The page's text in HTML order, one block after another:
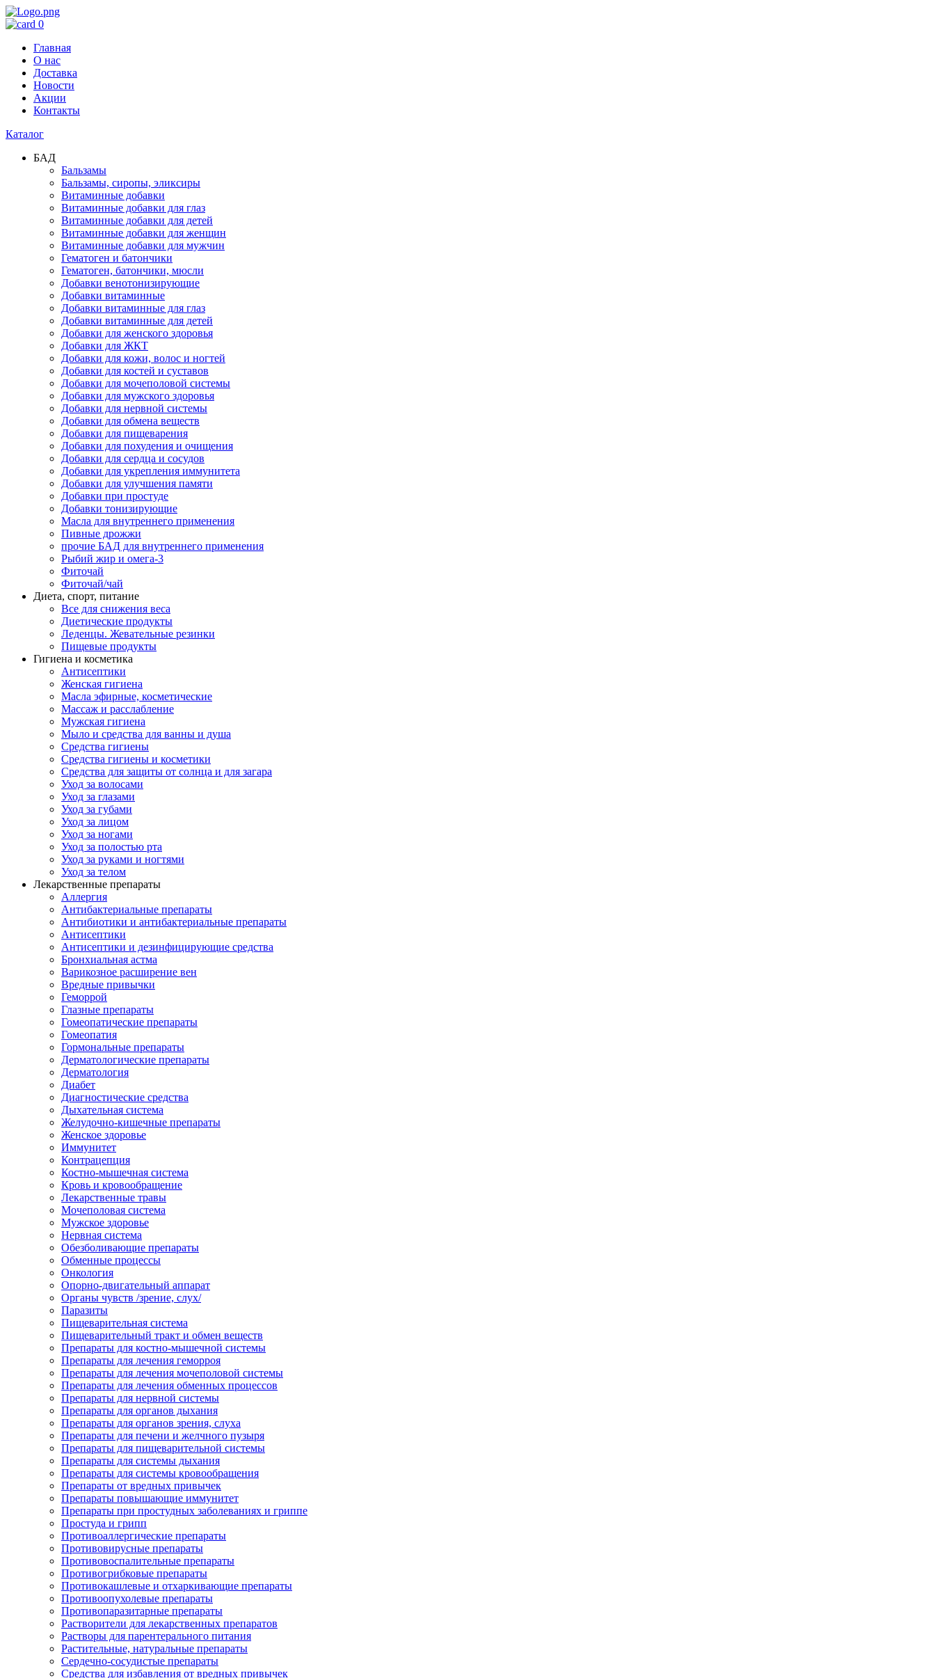
0
Главная
О нас
Доставка
Новости
Акции
Контакты
Каталог
БАД
Бальзамы
Бальзамы, сиропы, эликсиры
Витаминные добавки
Витаминные добавки для глаз
Витаминные добавки для детей
Витаминные добавки для женщин
Витаминные добавки для мужчин
Гематоген и батончики
Гематоген, батончики, мюсли
Добавки венотонизирующие
Добавки витаминные
Добавки витаминные для глаз
Добавки витаминные для детей
Добавки для женского здоровья
Добавки для ЖКТ
Добавки для кожи, волос и ногтей
Добавки для костей и суставов
Добавки для мочеполовой системы
Добавки для мужского здоровья
Добавки для нервной системы
Добавки для обмена веществ
Добавки для пищеварения
Добавки для похудения и очищения
Добавки для сердца и сосудов
Добавки для укрепления иммунитета
Добавки для улучшения памяти
Добавки при простуде
Добавки тонизирующие
Масла для внутреннего применения
Пивные дрожжи
прочие БАД для внутреннего применения
Рыбий жир и омега-3
Фиточай
Фиточай/чай
Диета, спорт, питание
Все для снижения веса
Диетические продукты
Леденцы. Жевательные резинки
Пищевые продукты
Гигиена и косметика
Антисептики
Женская гигиена
Масла эфирные, косметические
Массаж и расслабление
Мужская гигиена
Мыло и средства для ванны и душа
Средства гигиены
Средства гигиены и косметики
Средства для защиты от солнца и для загара
Уход за волосами
Уход за глазами
Уход за губами
Уход за лицом
Уход за ногами
Уход за полостью рта
Уход за руками и ногтями
Уход за телом
Лекарственные препараты
Аллергия
Антибактериальные препараты
Антибиотики и антибактериальные препараты
Антисептики
Антисептики и дезинфицирующие средства
Бронхиальная астма
Варикозное расширение вен
Вредные привычки
Геморрой
Глазные препараты
Гомеопатические препараты
Гомеопатия
Гормональные препараты
Дерматологические препараты
Дерматология
Диабет
Диагностические средства
Дыхательная система
Желудочно-кишечные препараты
Женское здоровье
Иммунитет
Контрацепция
Костно-мышечная система
Кровь и кровообращение
Лекарственные травы
Мочеполовая система
Мужское здоровье
Нервная система
Обезболивающие препараты
Обменные процессы
Онкология
Опорно-двигательный аппарат
Органы чувств /зрение, слух/
Паразиты
Пищеварительная система
Пищеварительный тракт и обмен веществ
Препараты для костно-мышечной системы
Препараты для лечения геморроя
Препараты для лечения мочеполовой системы
Препараты для лечения обменных процессов
Препараты для нервной системы
Препараты для органов дыхания
Препараты для органов зрения, слуха
Препараты для печени и желчного пузыря
Препараты для пищеварительной системы
Препараты для системы дыхания
Препараты для системы кровообращения
Препараты от вредных привычек
Препараты повышающие иммунитет
Препараты при простудных заболеваниях и гриппе
Простуда и грипп
Противоаллергические препараты
Противовирусные препараты
Противовоспалительные препараты
Противогрибковые препараты
Противокашлевые и отхаркивающие препараты
Противоопухолевые препараты
Противопаразитарные препараты
Растворители для лекарственных препаратов
Растворы для парентерального питания
Растительные, натуральные препараты
Сердечно-сосудистые препараты
Средства для избавления от вредных привычек